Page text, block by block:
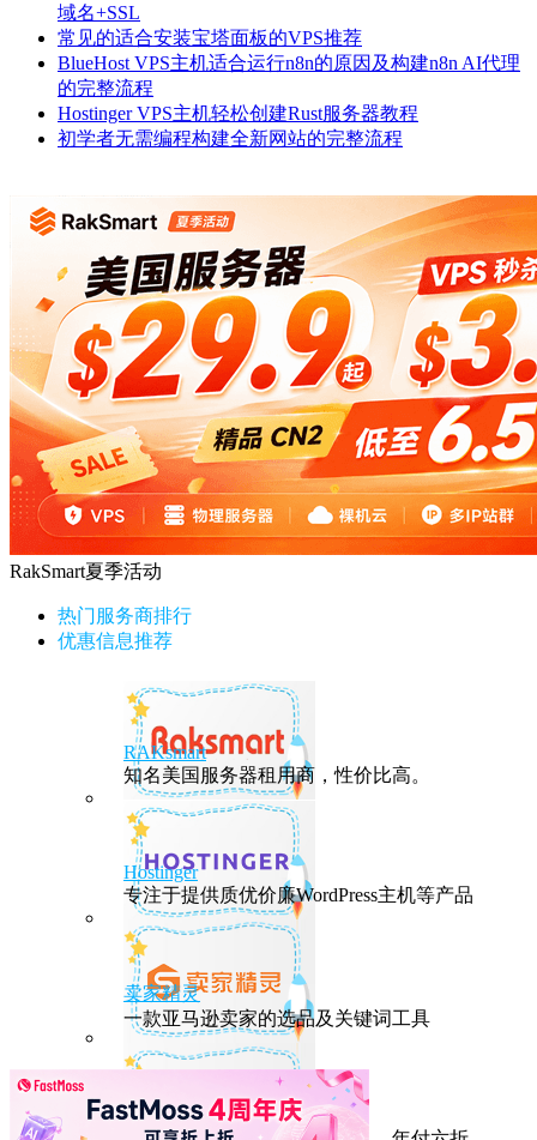
域名+SSL
常见的适合安装宝塔面板的VPS推荐
BlueHost VPS主机适合运行n8n的原因及构建n8n AI代理
的完整流程
Hostinger VPS主机轻松创建Rust服务器教程
初学者无需编程构建全新网站的完整流程
RakSmart夏季活动
热门服务商排行
优惠信息推荐
RAKsmart
知名美国服务器租用商，性价比高。
Hostinger
专注于提供质优价廉WordPress主机等产品
卖家精灵
一款亚马逊卖家的选品及关键词工具
HostEase